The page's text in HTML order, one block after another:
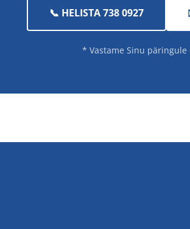
📞 HELISTA 738 0927
* Vastame Sinu päringule